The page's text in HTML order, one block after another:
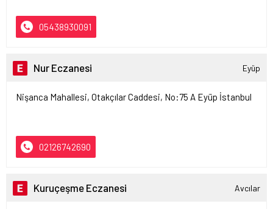
05438930091
Nur Eczanesi Eyüp
Nişanca Mahallesi, Otakçılar Caddesi, No:75 A Eyüp İstanbul
02126742690
Kuruçeşme Eczanesi Avcılar